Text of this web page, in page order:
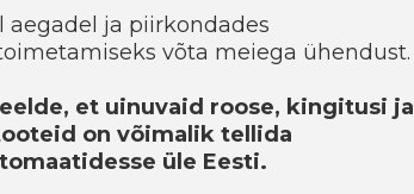
aegadel ja piirkondades
võta meiega ühendust.
et uinuvaid roose, kingitusi ja
on võimalik tellida
üle Eesti.